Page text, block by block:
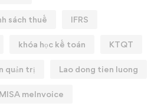
sách thuế IFRS
khóa học kế toán KTQT
quản trị Lao dong tien luong
MISA meInvoice